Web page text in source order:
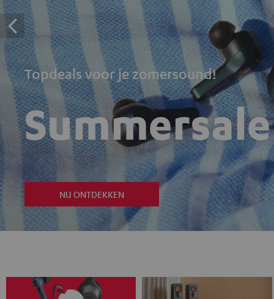
Topdeals voor je zomersound!
Summersale
NU ONTDEKKEN